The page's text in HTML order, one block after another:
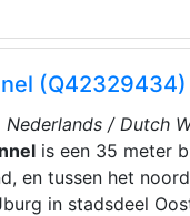
(Q42329434)
Nederlands / Dutch
is een 35 meter
en tussen het
in stadsdeel